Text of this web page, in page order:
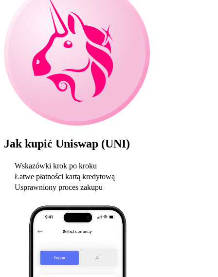
Jak kupić Uniswap (UNI)
Wskazówki krok po kroku
Łatwe płatności kartą kredytową
Usprawniony proces zakupu